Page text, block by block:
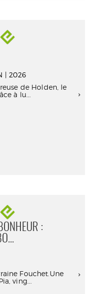
| 2026
de Holden, le
à lu...
:
Fouchet.Une
ving...